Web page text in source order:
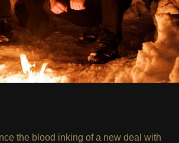
the blood inking of a new deal with